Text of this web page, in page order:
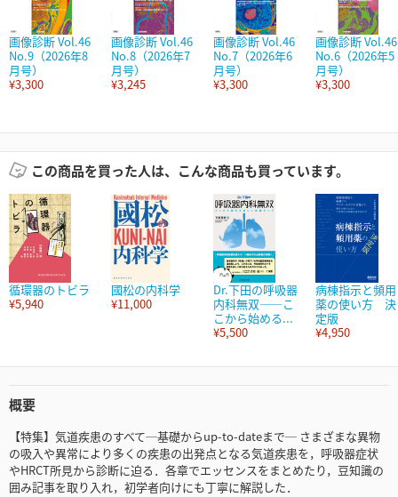
画像診断 Vol.46
No.9（2026年8
月号）
¥3,300
画像診断 Vol.46
No.8（2026年7
月号）
¥3,245
画像診断 Vol.46
No.7（2026年6
月号）
¥3,300
画像診断 Vol.46
No.6（2026年5
月号）
¥3,300
この商品を買った人は、こんな商品も買っています。
循環器のトビラ
¥5,940
國松の内科学
¥11,000
Dr.下田の呼吸器
内科無双――こ
こから始める...
¥5,500
病棟指示と頻用
薬の使い方 決
定版
¥4,950
概要
【特集】気道疾患のすべて─基礎からup-to-dateまで─ さまざまな異物
の吸入や異常により多くの疾患の出発点となる気道疾患を，呼吸器症状
やHRCT所見から診断に迫る．各章でエッセンスをまとめたり，豆知識の
囲み記事を取り入れ，初学者向けにも丁寧に解説した．